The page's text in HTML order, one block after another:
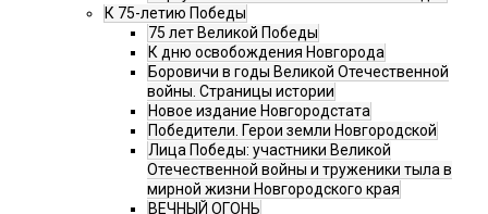
К 75-летию Победы
75 лет Великой Победы
К дню освобождения Новгорода
Боровичи в годы Великой Отечественной
войны. Страницы истории
Новое издание Новгородстата
Победители. Герои земли Новгородской
Лица Победы: участники Великой
Отечественной войны и труженики тыла в
мирной жизни Новгородского края
ВЕЧНЫЙ ОГОНЬ